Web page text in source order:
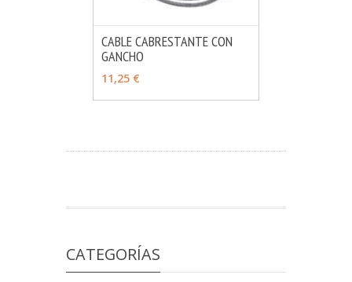
VER OPCIONES
CABLE CABRESTANTE CON
GANCHO
11,25 €
CATEGORÍAS